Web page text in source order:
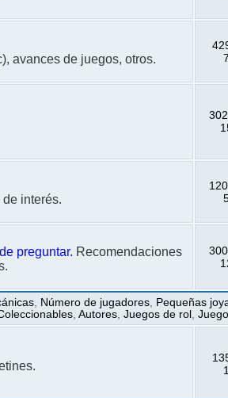
avances de juegos, otros.
interés.
preguntar. Recomendaciones
Número de jugadores Pequeñas
,Autores ,Juegos de rol ,